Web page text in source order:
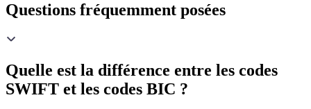
Questions fréquemment posées
Quelle est la différence entre les codes
SWIFT et les codes BIC ?